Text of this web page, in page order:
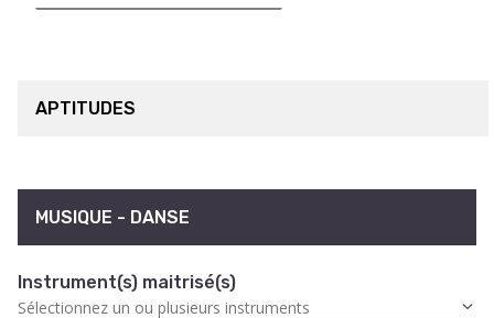
APTITUDES
MUSIQUE - DANSE
Instrument(s) maitrisé(s)